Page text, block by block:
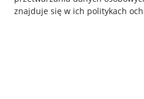
znajduje się w ich politykach
Allegro Gadane dla